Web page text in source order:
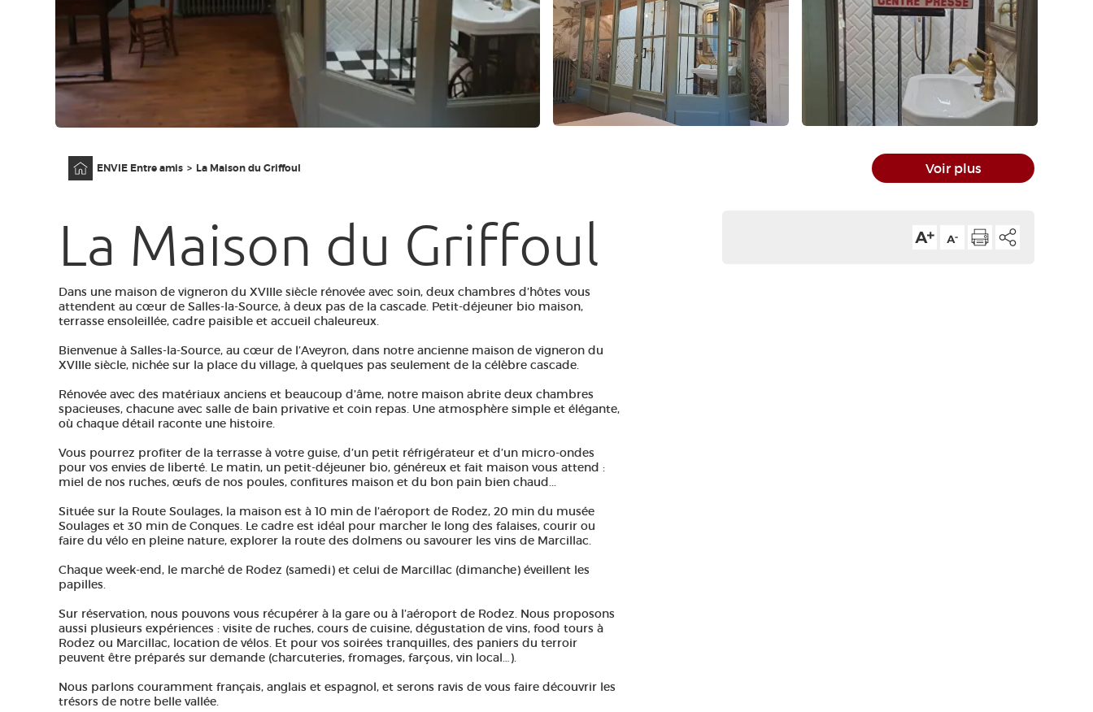
ENVIE Entre amis La Maison du Griffoul Voir plus
La Maison du Griffoul
Dans une maison de vigneron du XVIIIe siècle rénovée avec soin, deux chambres d’hôtes vous
attendent au cœur de Salles-la-Source, à deux pas de la cascade. Petit-déjeuner bio maison,
terrasse ensoleillée, cadre paisible et accueil chaleureux.
Bienvenue à Salles-la-Source, au cœur de l’Aveyron, dans notre ancienne maison de vigneron du
XVIIIe siècle, nichée sur la place du village, à quelques pas seulement de la célèbre cascade.
Rénovée avec des matériaux anciens et beaucoup d’âme, notre maison abrite deux chambres
spacieuses, chacune avec salle de bain privative et coin repas. Une atmosphère simple et élégante,
où chaque détail raconte une histoire.
Vous pourrez profiter de la terrasse à votre guise, d’un petit réfrigérateur et d’un micro-ondes
pour vos envies de liberté. Le matin, un petit-déjeuner bio, généreux et fait maison vous attend :
miel de nos ruches, œufs de nos poules, confitures maison et du bon pain bien chaud...
Située sur la Route Soulages, la maison est à 10 min de l’aéroport de Rodez, 20 min du musée
Soulages et 30 min de Conques. Le cadre est idéal pour marcher le long des falaises, courir ou
faire du vélo en pleine nature, explorer la route des dolmens ou savourer les vins de Marcillac.
Chaque week-end, le marché de Rodez (samedi) et celui de Marcillac (dimanche) éveillent les
papilles.
Sur réservation, nous pouvons vous récupérer à la gare ou à l’aéroport de Rodez. Nous proposons
aussi plusieurs expériences : visite de ruches, cours de cuisine, dégustation de vins, food tours à
Rodez ou Marcillac, location de vélos. Et pour vos soirées tranquilles, des paniers du terroir
peuvent être préparés sur demande (charcuteries, fromages, farçous, vin local…).
Nous parlons couramment français, anglais et espagnol, et serons ravis de vous faire découvrir les
trésors de notre belle vallée.